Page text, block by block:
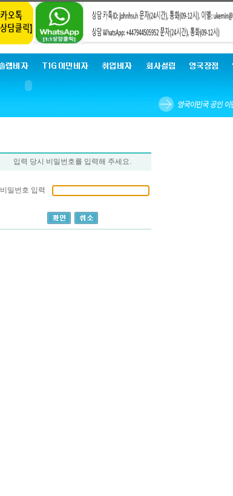
입력 당시 비밀번호를 입력해 주세요.
비밀번호 입력